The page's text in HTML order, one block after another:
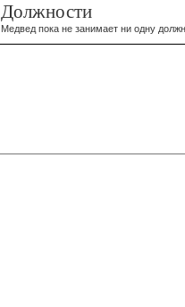
Должности
Медвед пока не занимает ни одну